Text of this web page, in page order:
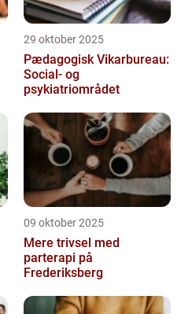
29 oktober 2025
Pædagogisk Vikarbureau:
Social- og
psykiatriområdet
09 oktober 2025
Mere trivsel med
parterapi på
Frederiksberg